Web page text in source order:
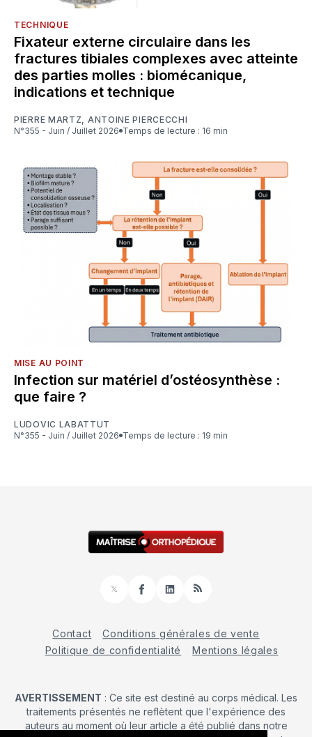
TECHNIQUE
Fixateur externe circulaire dans les
fractures tibiales complexes avec atteinte
des parties molles : biomécanique,
indications et technique
PIERRE MARTZ
ANTOINE PIERCECCHI
N°355 - Juin / Juillet 2026
Temps de lecture : 16 min
MISE AU POINT
Infection sur matériel d’ostéosynthèse :
que faire ?
LUDOVIC LABATTUT
N°355 - Juin / Juillet 2026
Temps de lecture : 19 min
𝕏
FacebookLinkedInRSS
Contact
Conditions générales de vente
Politique de confidentialité
Mentions légales
AVERTISSEMENT : Ce site est destiné au corps médical. Les
traitements présentés ne reflètent que l'expérience des
auteurs au moment où leur article a été publié dans notre